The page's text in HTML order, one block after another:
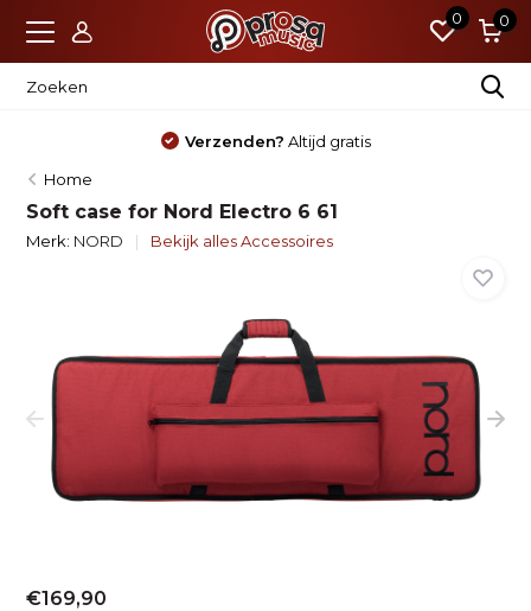
0 0
Verzenden? Altijd gratis
Home
Soft case for Nord Electro 6 61
Merk: NORD Bekijk alles Accessoires
€169,90